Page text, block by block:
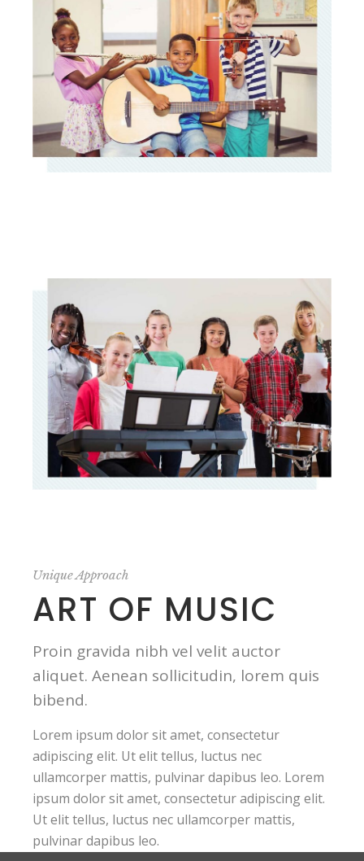
Unique Approach
ART OF MUSIC
Proin gravida nibh vel velit auctor
aliquet. Aenean sollicitudin, lorem quis
bibend.
Lorem ipsum dolor sit amet, consectetur
adipiscing elit. Ut elit tellus, luctus nec
ullamcorper mattis, pulvinar dapibus leo. Lorem
ipsum dolor sit amet, consectetur adipiscing elit.
Ut elit tellus, luctus nec ullamcorper mattis,
pulvinar dapibus leo.